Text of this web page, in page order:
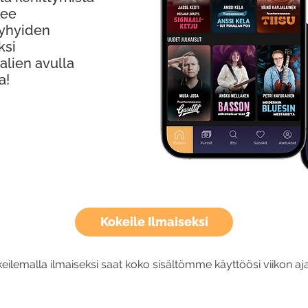
Kokeile Ilmaiseksi
ilmaiseksi saat koko sisältömme käyttöösi viikon
avulla